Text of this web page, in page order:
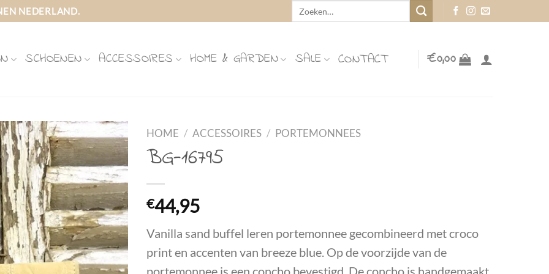
NEDERLAND.
SCHOENEN ACCESSOIRES HOME & GARDEN SALE CONTACT €0,00
HOME / ACCESSOIRES / PORTEMONNEES
BG-16795
€44,95
Vanilla sand buffel leren portemonnee gecombineerd met croco
print en accenten van breeze blue. Op de voorzijde van de
portemonnee is een concho bevestigd. De concho is handgemaakt